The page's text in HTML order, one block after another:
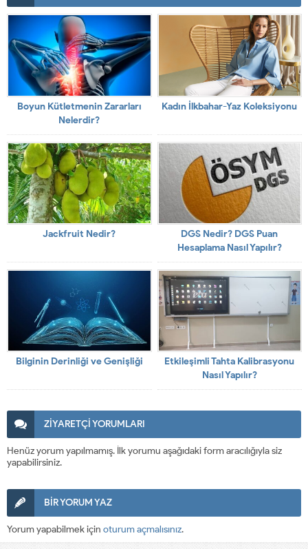
Boyun Kütletmenin Zararları
Nelerdir?
Kadın İlkbahar-Yaz Koleksiyonu
Jackfruit Nedir?
DGS Nedir? DGS Puan
Hesaplama Nasıl Yapılır?
Bilginin Derinliği ve Genişliği
Etkileşimli Tahta Kalibrasyonu
Nasıl Yapılır?
ZİYARETÇİ YORUMLARI
Henüz yorum yapılmamış. İlk yorumu aşağıdaki form aracılığıyla siz
yapabilirsiniz.
BİR YORUM YAZ
Yorum yapabilmek için oturum açmalısınız.